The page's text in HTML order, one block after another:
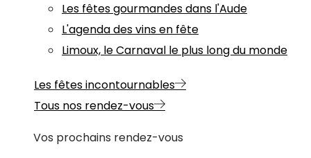
Les fêtes gourmandes dans l'Aude
L'agenda des vins en fête
Limoux, le Carnaval le plus long du monde
Les fêtes incontournables
Tous nos rendez-vous
Vos prochains rendez-vous